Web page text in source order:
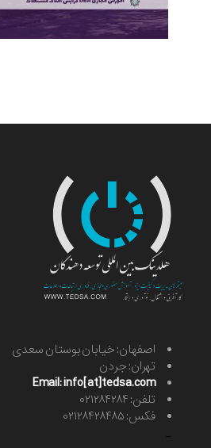
اصفهان: خیابان بوستان سعدی
تهران: جردن
Email: info[at]tedsa.com
تلفن: ۰۲۱۲۸۴۲۸۴
فکس: ۰۲۱۲۸۴۲۸۴۸۵